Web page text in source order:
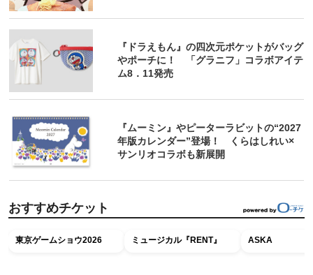
『ドラえもん』の四次元ポケットがバッグ
やポーチに！ 「グラニフ」コラボアイテ
ム8．11発売
『ムーミン』やピーターラビットの“2027
年版カレンダー”登場！ くらはしれい×
サンリオコラボも新展開
おすすめチケット
東京ゲームショウ2026 ミュージカル『RENT』 ASKA